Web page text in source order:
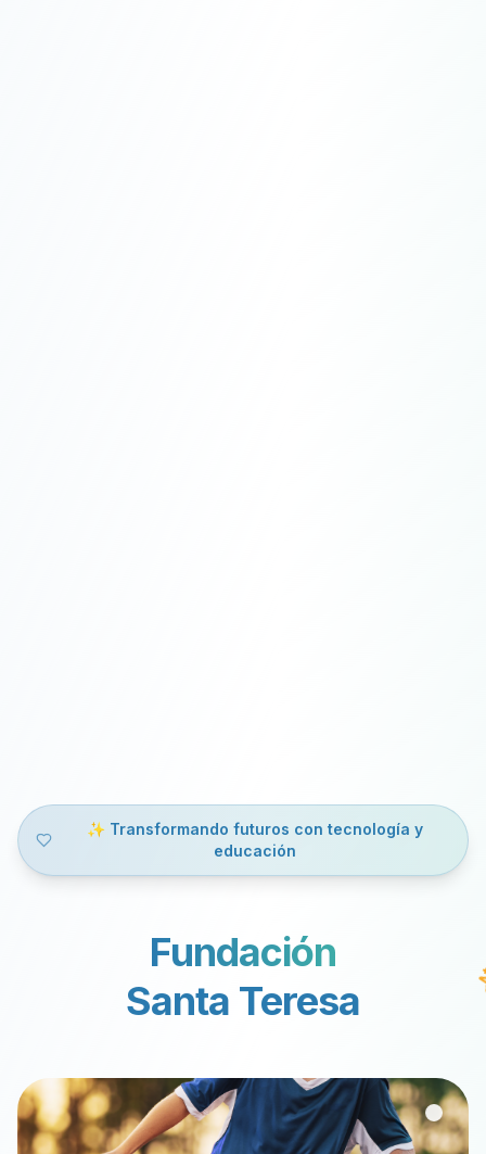
✨ Transformando futuros con tecnología y
educación
Fundación
Santa Teresa